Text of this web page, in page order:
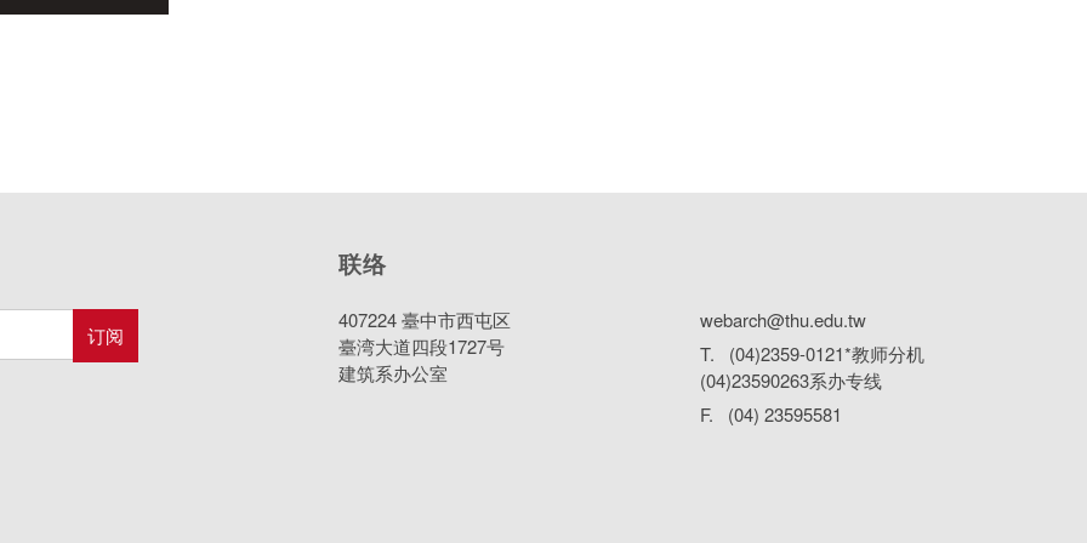
联络
407224 臺中市西屯区
臺湾大道四段1727号
建筑系办公室
webarch@thu.edu.tw
T. (04)2359-0121*教师分机
(04)23590263系办专线
F. (04) 23595581